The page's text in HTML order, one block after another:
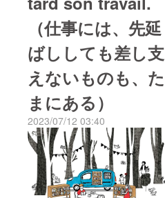
（仕事には、先延
ばししても差し支
えないものも、た
まにある）
2023/07/12 03:40